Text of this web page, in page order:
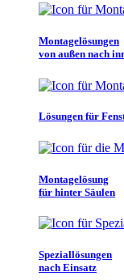
Montagelösungen
von außen nach
Lösungen für
Montagelösung
für hinter Säulen
Speziallösungen
nach Einsatz